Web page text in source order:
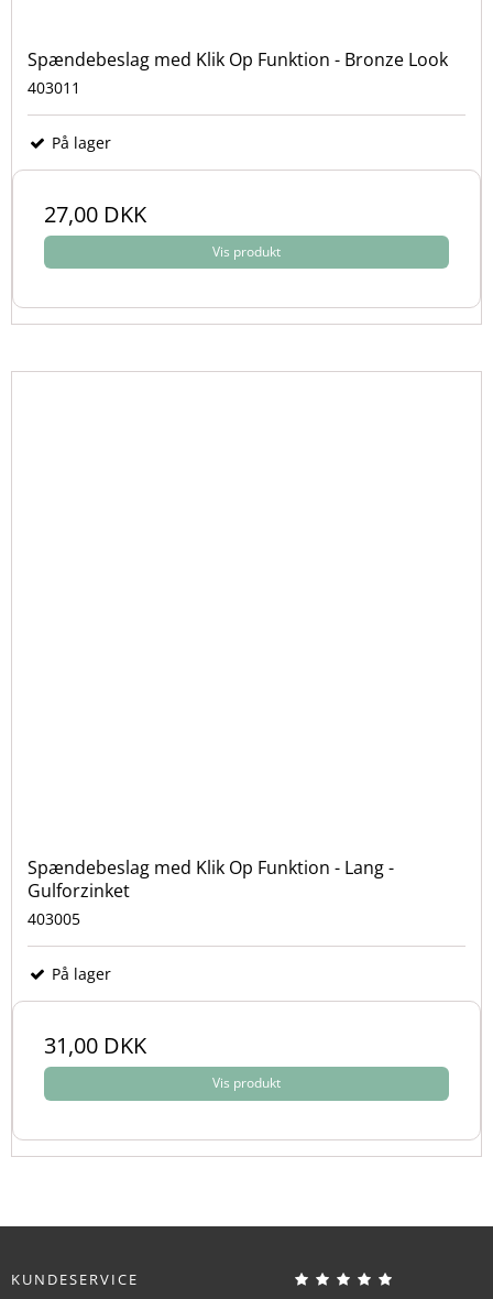
Spændebeslag med Klik Op Funktion - Bronze Look
403011
På lager
27,00 DKK
Vis produkt
Spændebeslag med Klik Op Funktion - Lang -
Gulforzinket
403005
På lager
31,00 DKK
Vis produkt
KUNDESERVICE